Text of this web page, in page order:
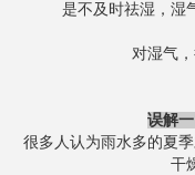
是不及时祛湿，湿
对湿气
误解一
很多人认为雨水多的夏
干